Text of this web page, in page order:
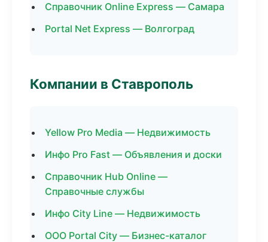
Справочник Online Express — Самара
Portal Net Express — Волгоград
Компании в Ставрополь
Yellow Pro Media — Недвижимость
Инфо Pro Fast — Объявления и доски
Справочник Hub Online —
Справочные службы
Инфо City Line — Недвижимость
ООО Portal City — Бизнес-каталог